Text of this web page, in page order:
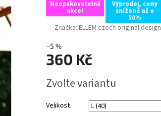
Neopakovatelná
akce!
Výprodej, ceny
snížené až o
50%
Značka: ELLEM czech original design
–5 %
360 Kč
cena:
Zvolte variantu
Velikost